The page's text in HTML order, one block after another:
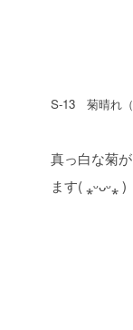
S-13 菊晴れ
真っ白な菊が
ます( ⁎ᵕᴗᵕ⁎ )